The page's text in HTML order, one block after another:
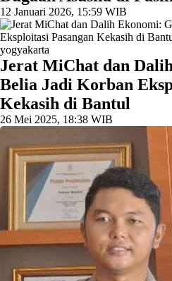
12 Januari 2026, 15:59 WIB
yogyakarta
Jerat MiChat dan
Belia Jadi Korban
Kekasih di Bantul
26 Mei 2025, 18:38 WIB